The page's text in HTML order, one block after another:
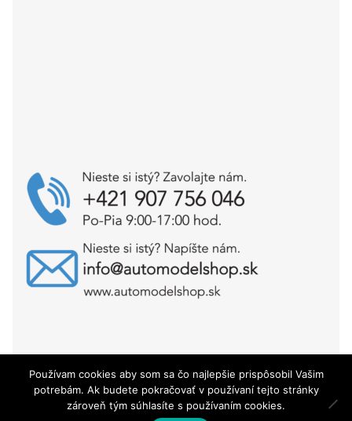
Copyright © AutoModelShop.sk 2025
Používam cookies aby som sa čo najlepšie prispôsobil Vašim
potrebám. Ak budete pokračovať v používaní tejto stránky
zároveň tým súhlasíte s používaním cookies.